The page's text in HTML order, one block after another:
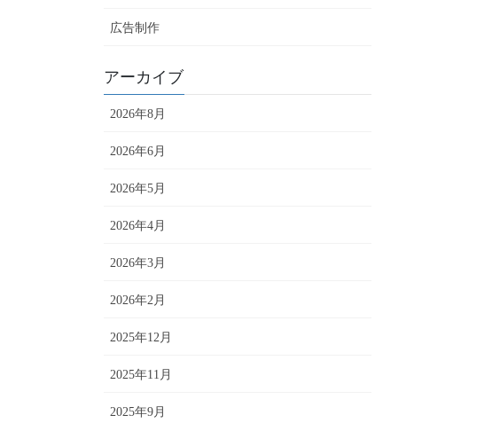
広告制作
アーカイブ
2026年8月
2026年6月
2026年5月
2026年4月
2026年3月
2026年2月
2025年12月
2025年11月
2025年9月